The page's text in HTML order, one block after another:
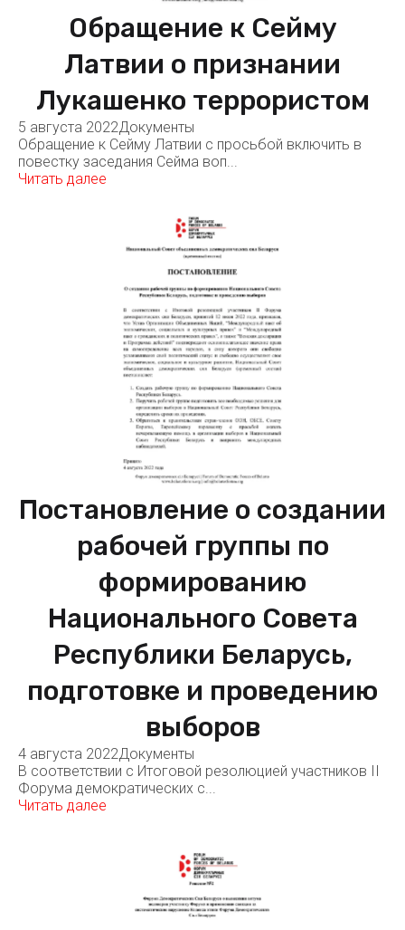
Обращение к Сейму
Латвии о признании
Лукашенко террористом
5 августа 2022Документы
Обращение к Сейму Латвии с просьбой включить в
повестку заседания Сейма воп...
Читать далее
Постановление о создании
рабочей группы по
формированию
Национального Совета
Республики Беларусь,
подготовке и проведению
выборов
4 августа 2022Документы
В соответствии с Итоговой резолюцией участников II
Форума демократических с...
Читать далее